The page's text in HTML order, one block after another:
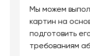
Мы можем
картин на
подготовить
требованиям